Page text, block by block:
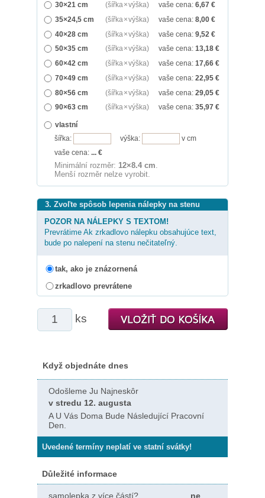
30×21 cm
(šířka × výška) vaše cena: 6,67 €
35×24,5 cm
(šířka × výška) vaše cena: 8,00 €
40×28 cm
(šířka × výška) vaše cena: 9,52 €
50×35 cm
(šířka × výška) vaše cena: 13,18 €
60×42 cm
(šířka × výška) vaše cena: 17,66 €
70×49 cm
(šířka × výška) vaše cena: 22,95 €
80×56 cm
(šířka × výška) vaše cena: 29,05 €
90×63 cm
(šířka × výška) vaše cena: 35,97 €
vlastní
šířka:
výška:
v cm
vaše cena: ... €
Minimální rozměr: 12×8.4 cm
Menší rozměr nelze vyrobit.
3. Zvoľte spôsob lepenia nálepky na stenu
POZOR NA NÁLEPKY S TEXTOM!
Prevrátime Ak zrkadlovo nálepku obsahujúce text,
bude po nalepení na stenu nečitateľný.
tak, ako je znázornená
zrkadlovo prevrátene
ks
Když objednáte dnes
Odošleme Ju Najneskôr
v stredu 12. augusta
A U Vás Doma Bude Následující Pracovní
Den.
Uvedené termíny neplatí ve statní svátky!
Důležité informace
samolepka z více částí? ne